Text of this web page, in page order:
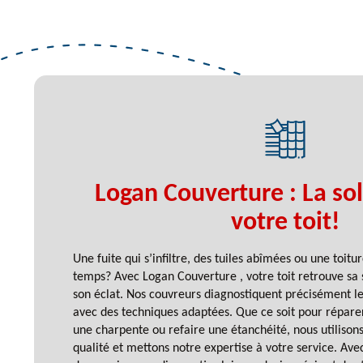
Logan Couverture : La
votre toit!
Une fuite qui s’infiltre, des tuiles abîmées ou une
temps? Avec Logan Couverture , votre toit retrouve
son éclat. Nos couvreurs diagnostiquent précisément
avec des techniques adaptées. Que ce soit pour
une charpente ou refaire une étanchéité, nous
qualité et mettons notre expertise à votre service.